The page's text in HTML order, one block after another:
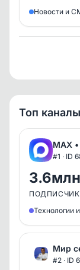
Новости и
Топ
MAX
#1 · ID
3.6млн
Технологии
#2 · ID